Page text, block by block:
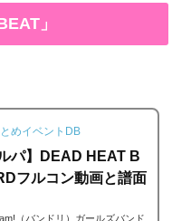
のかをまとめました。※5月9日
」
めイベントDB
パ】DEAD HEAT B
フルコン動画と譜面
（バンドリ）ガールズバンド